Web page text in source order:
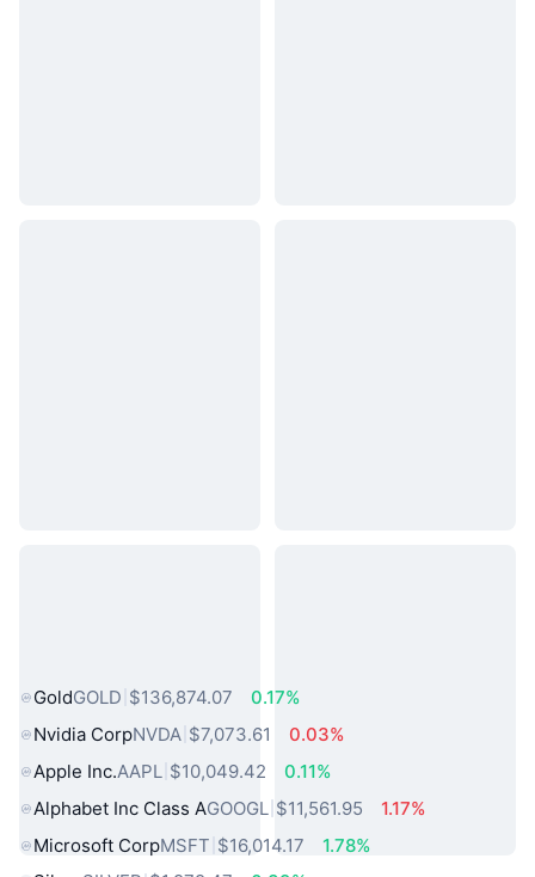
GoldGOLD $136,874.07
0.17%
Nvidia CorpNVDA $7,073.61
0.03%
Apple Inc.AAPL $10,049.42
0.11%
Alphabet Inc Class AGOOGL $11,561.95
1.17%
Microsoft CorpMSFT $16,014.17
1.78%